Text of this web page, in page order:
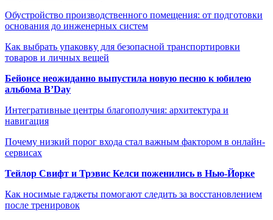
Обустройство производственного помещения: от подготовки
основания до инженерных систем
Как выбрать упаковку для безопасной транспортировки
товаров и личных вещей
Бейонсе неожиданно выпустила новую песню к юбилею
альбома B’Day
Интегративные центры благополучия: архитектура и
навигация
Почему низкий порог входа стал важным фактором в онлайн-
сервисах
Тейлор Свифт и Трэвис Келси поженились в Нью-Йорке
Как носимые гаджеты помогают следить за восстановлением
после тренировок